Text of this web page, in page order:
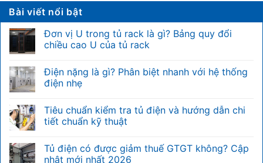
Bài viết nổi bật
Đơn vị U trong tủ rack là gì? Bảng quy đổi
chiều cao U của tủ rack
bình
luận
ở
U
trong
tủ
gì?
Bảng
Điện nặng là gì? Phân biệt nhanh với hệ thống
điện nhẹ
bình
luận
ở
là
gì?
Tiêu chuẩn kiểm tra tủ điện và hướng dẫn chi
tiết chuẩn kỹ thuật
bình
luận
Tủ điện có được giảm thuế GTGT không? Cập
nhật mới nhất 2026